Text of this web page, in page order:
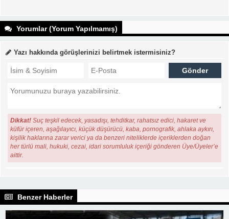
Yorumlar (Yorum Yapılmamış)
Yazı hakkında görüşlerinizi belirtmek istermisiniz?
Dikkat! Suç teşkil edecek, yasadışı, tehditkar, rahatsız edici, hakaret ve
küfür içeren, aşağılayıcı, küçük düşürücü, kaba, pornografik, ahlaka aykırı,
kişilik haklarına zarar verici ya da benzeri niteliklerde içeriklerden doğan
her türlü mali, hukuki, cezai, idari sorumluluk içeriği gönderen Üye/Üyeler’e
aittir.
Benzer Haberler